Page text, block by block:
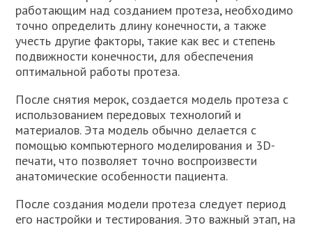
работающим над созданием протеза, необходимо
точно определить длину конечности, а также
учесть другие факторы, такие как вес и степень
подвижности конечности, для обеспечения
оптимальной работы протеза.
После снятия мерок, создается модель протеза с
использованием передовых технологий и
материалов. Эта модель обычно делается с
помощью компьютерного моделирования и 3D-
печати, что позволяет точно воспроизвести
анатомические особенности пациента.
После создания модели протеза следует период
его настройки и тестирования. Это важный этап, на